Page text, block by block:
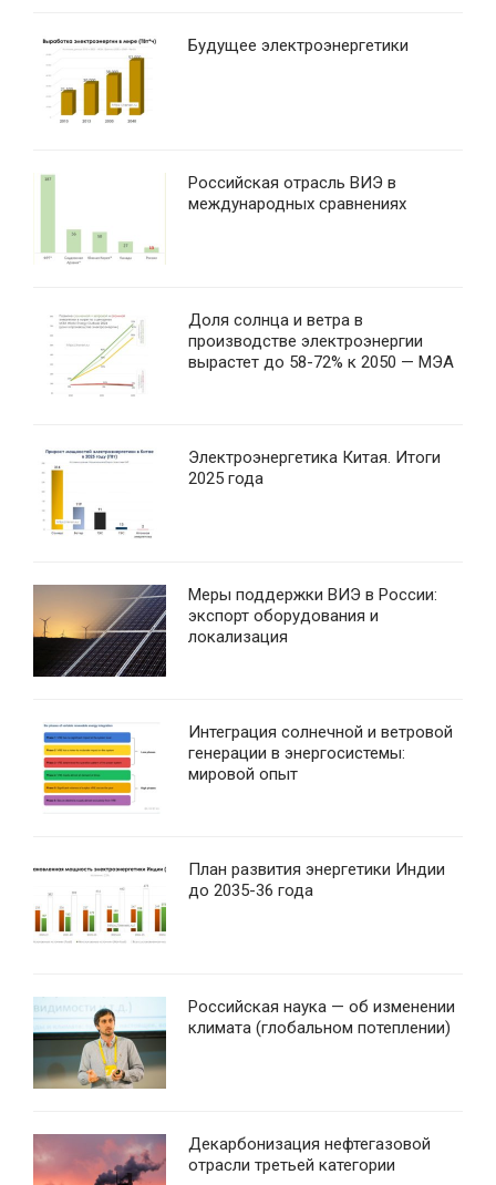
Будущее электроэнергетики
Российская отрасль ВИЭ в
международных сравнениях
Доля солнца и ветра в
производстве электроэнергии
вырастет до 58-72% к 2050 — МЭА
Электроэнергетика Китая. Итоги
2025 года
Меры поддержки ВИЭ в России:
экспорт оборудования и
локализация
Интеграция солнечной и ветровой
генерации в энергосистемы:
мировой опыт
План развития энергетики Индии
до 2035-36 года
Российская наука — об изменении
климата (глобальном потеплении)
Декарбонизация нефтегазовой
отрасли третьей категории